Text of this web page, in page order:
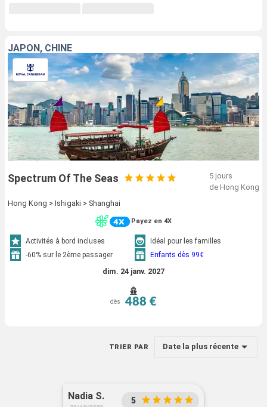
JAPON, CHINE
Spectrum Of The Seas
5 jours
de Hong Kong
Hong Kong > Ishigaki > Shanghai
Payez en 4X
Activités à bord incluses
Idéal pour les familles
-60% sur le 2ème passager
Enfants dès 99€
dim. 24 janv. 2027
dès 488 €
TRIER PAR Date la plus récente
Nadia S. 5